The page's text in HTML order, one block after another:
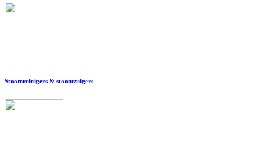
Stoomreinigers & stoomzuigers